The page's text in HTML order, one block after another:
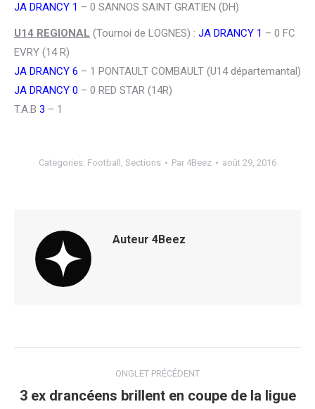
JA DRANCY 1 – 0 SANNOS SAINT GRATIEN (DH)
U14 REGIONAL (Tournoi de LOGNES) : JA DRANCY 1 – 0 FC
EVRY (14 R)
JA DRANCY 6 – 1 PONTAULT COMBAULT (U14 départemantal)
JA DRANCY 0 – 0 RED STAR (14R)
T.A.B 3 – 1
Categories: Football , Sections Par 4Beez août 29, 2016
Auteur 4Beez
de
ONGLET PRÉCÉDENT
Onglet
3 ex drancéens brillent en coupe de la ligue